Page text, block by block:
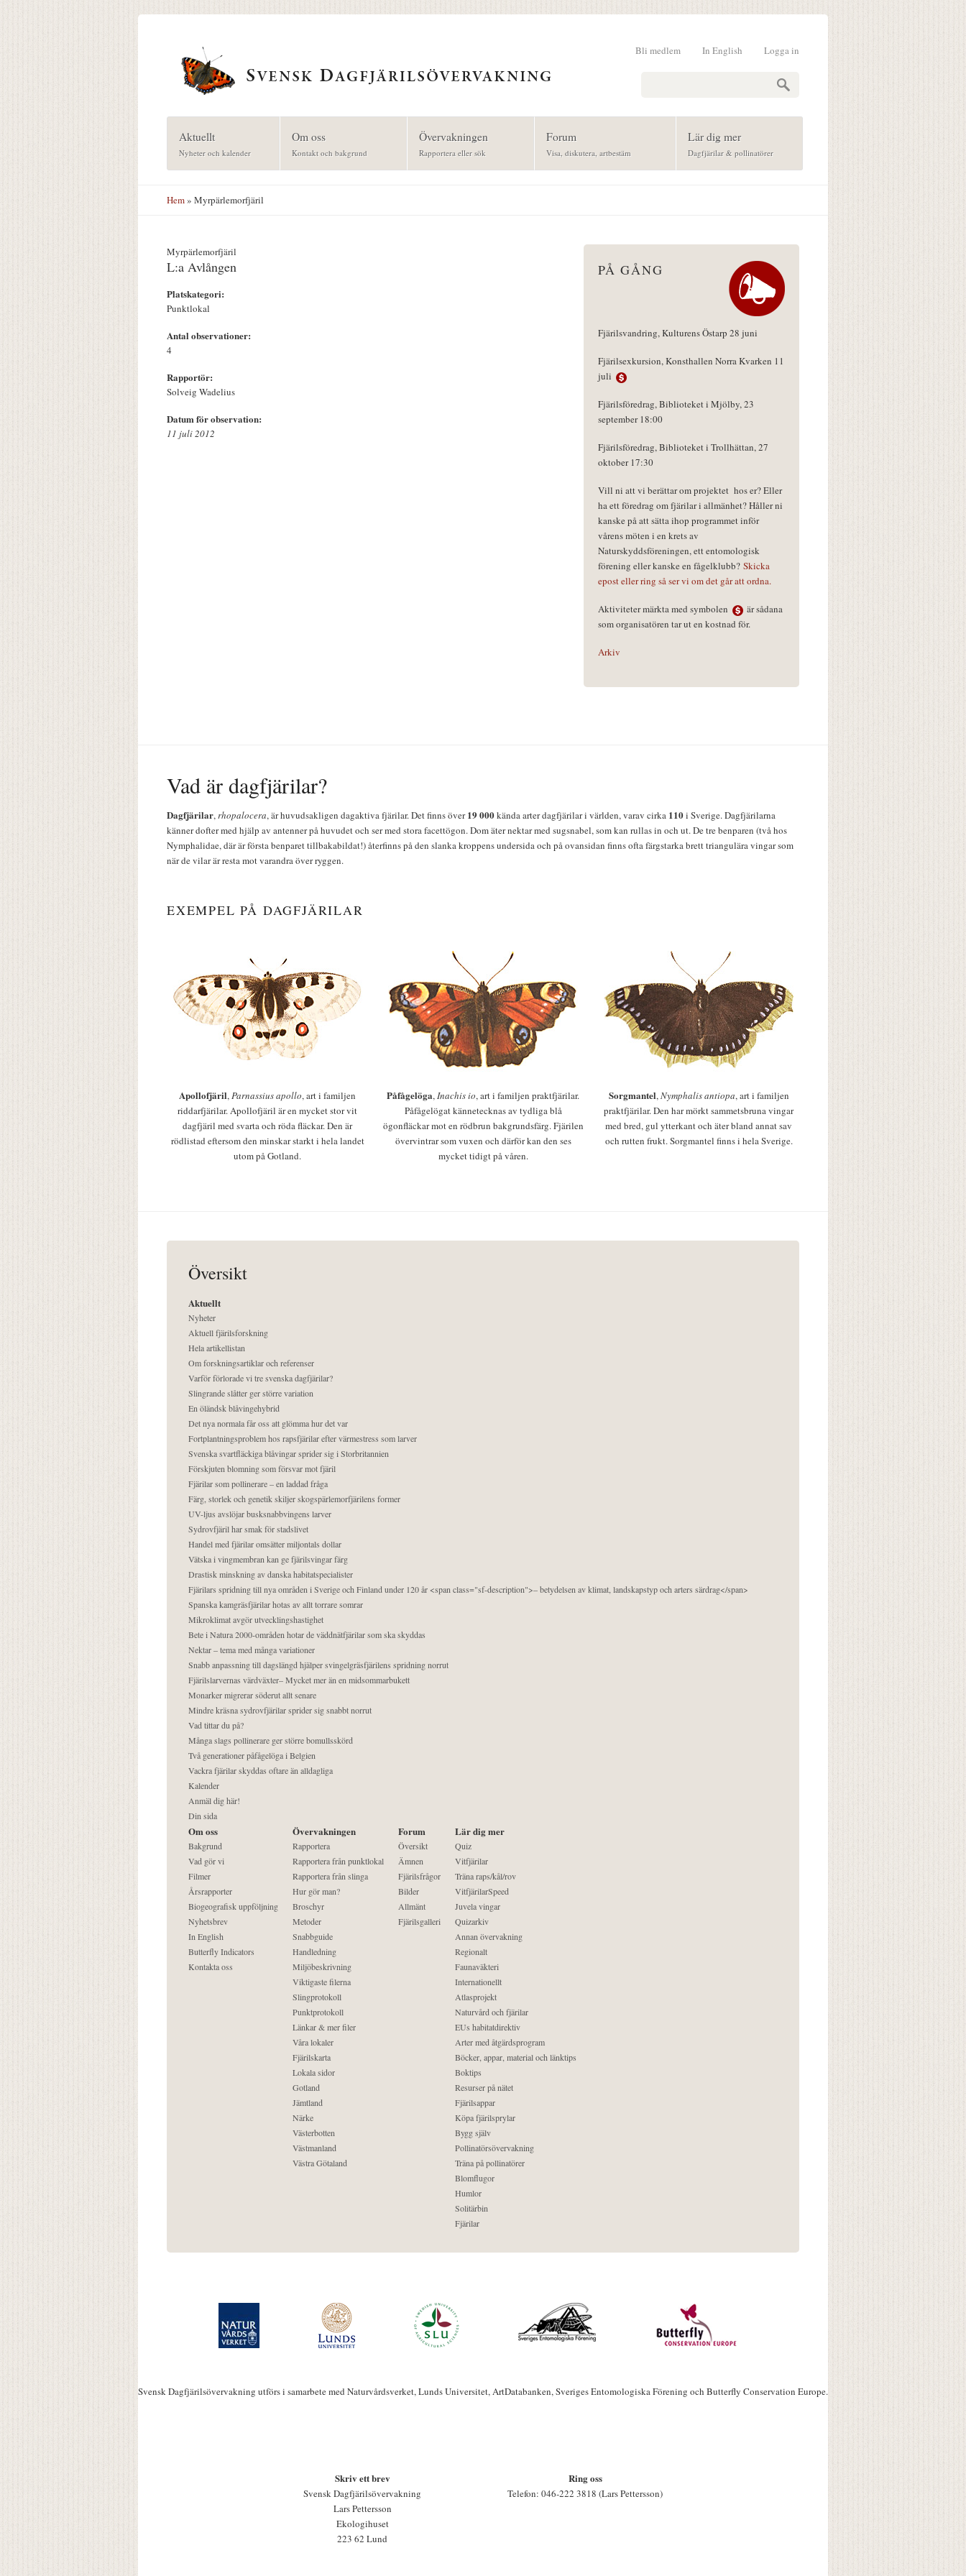
Logga in
In English
Bli medlem
Aktuellt
Nyheter och kalender
Om oss
Kontakt och bakgrund
Övervakningen
Rapportera eller sök
Forum
Visa, diskutera, artbestäm
Lär dig mer
Dagfjärilar & pollinatörer
Hem» Myrpärlemorfjäril
Myrpärlemorfjäril
L:a Avlången
Platskategori:
Punktlokal
Antal observationer:
4
Rapportör:
Solveig Wadelius
Datum för observation:
11 juli 2012
PÅ GÅNG
Fjärilsvandring, Kulturens Östarp 28 juni
Fjärilsexkursion, Konsthallen Norra Kvarken 11
juli
Fjärilsföredrag, Biblioteket i Mjölby, 23
september 18:00
Fjärilsföredrag, Biblioteket i Trollhättan, 27
oktober 17:30
Vill ni att vi berättar om projektet hos er? Eller
ha ett föredrag om fjärilar i allmänhet? Håller ni
kanske på att sätta ihop programmet inför
vårens möten i en krets av
Naturskyddsföreningen, ett entomologisk
förening eller kanske en fågelklubb? Skicka
epost eller ring så ser vi om det går att ordna.
Aktiviteter märkta med symbolen
är sådana
som organisatören tar ut en kostnad för.
Arkiv
Vad är dagfjärilar?
Dagfjärilar,rhopalocera, är huvudsakligen dagaktiva fjärilar. Det finns över19 000kända arter dagfjärilar i världen, varav cirka 110i Sverige. Dagfjärilarna
känner dofter med hjälp av antenner på huvudet och ser med stora facettögon. Dom äter nektar med sugsnabel, som kan rullas in och ut. De tre benparen (två hos
Nymphalidae, där är första benparet tillbakabildat!) återfinns på den slanka kroppens undersida och på ovansidan finns ofta färgstarka brett triangulära vingar som
när de vilar är resta mot varandra över ryggen.
EXEMPEL PÅ DAGFJÄRILAR
Apollofjäril,Parnassius apollo, art i familjen
riddarfjärilar. Apollofjäril är en mycket stor vit
dagfjäril med svarta och röda fläckar. Den är
rödlistad eftersom den minskar starkt i hela landet
utom på Gotland.
Påfågelöga,Inachis io, art i familjen praktfjärilar.
Påfågelögat kännetecknas av tydliga blå
ögonfläckar mot en rödbrun bakgrundsfärg. Fjärilen
övervintrar som vuxen och därför kan den ses
mycket tidigt på våren.
Sorgmantel,Nymphalis antiopa, art i familjen
praktfjärilar. Den har mörkt sammetsbruna vingar
med bred, gul ytterkant och äter bland annat sav
och rutten frukt. Sorgmantel finns i hela Sverige.
Översikt
Aktuellt
Nyheter
Aktuell fjärilsforskning
Hela artikellistan
Om forskningsartiklar och referenser
Varför förlorade vi tre svenska dagfjärilar?
Slingrande slåtter ger större variation
En öländsk blåvingehybrid
Det nya normala får oss att glömma hur det var
Fortplantningsproblem hos rapsfjärilar efter värmestress som larver
Svenska svartfläckiga blåvingar sprider sig i Storbritannien
Förskjuten blomning som försvar mot fjäril
Fjärilar som pollinerare – en laddad fråga
Färg, storlek och genetik skiljer skogspärlemorfjärilens former
UV-ljus avslöjar busksnabbvingens larver
Sydrovfjäril har smak för stadslivet
Handel med fjärilar omsätter miljontals dollar
Vätska i vingmembran kan ge fjärilsvingar färg
Drastisk minskning av danska habitatspecialister
Fjärilars spridning till nya områden i Sverige och Finland under 120 år <span class="sf-description">– betydelsen av klimat, landskapstyp och arters särdrag</span>
Spanska kamgräsfjärilar hotas av allt torrare somrar
Mikroklimat avgör utvecklingshastighet
Bete i Natura 2000-områden hotar de väddnätfjärilar som ska skyddas
Nektar – tema med många variationer
Snabb anpassning till dagslängd hjälper svingelgräsfjärilens spridning norrut
Fjärilslarvernas värdväxter– Mycket mer än en midsommarbukett
Monarker migrerar söderut allt senare
Mindre kräsna sydrovfjärilar sprider sig snabbt norrut
Vad tittar du på?
Många slags pollinerare ger större bomullsskörd
Två generationer påfågelöga i Belgien
Vackra fjärilar skyddas oftare än alldagliga
Kalender
Anmäl dig här!
Din sida
Om oss
Bakgrund
Vad gör vi
Filmer
Årsrapporter
Biogeografisk uppföljning
Nyhetsbrev
In English
Butterfly Indicators
Kontakta oss
Övervakningen
Rapportera
Rapportera från punktlokal
Rapportera från slinga
Hur gör man?
Broschyr
Metoder
Snabbguide
Handledning
Miljöbeskrivning
Viktigaste filerna
Slingprotokoll
Punktprotokoll
Länkar & mer filer
Våra lokaler
Fjärilskarta
Lokala sidor
Gotland
Jämtland
Närke
Västerbotten
Västmanland
Västra Götaland
Forum
Översikt
Ämnen
Fjärilsfrågor
Bilder
Allmänt
Fjärilsgalleri
Lär dig mer
Quiz
Vitfjärilar
Träna raps/kål/rov
VitfjärilarSpeed
Juvela vingar
Quizarkiv
Annan övervakning
Regionalt
Faunaväkteri
Internationellt
Atlasprojekt
Naturvård och fjärilar
EUs habitatdirektiv
Arter med åtgärdsprogram
Böcker, appar, material och länktips
Boktips
Resurser på nätet
Fjärilsappar
Köpa fjärilsprylar
Bygg själv
Pollinatörsövervakning
Träna på pollinatörer
Blomflugor
Humlor
Solitärbin
Fjärilar
Svensk Dagfjärilsövervakning utförs i samarbete med Naturvårdsverket, Lunds Universitet, ArtDatabanken, Sveriges Entomologiska Förening och Butterfly Conservation Europe.
Skriv ett brev
Svensk Dagfjärilsövervakning
Lars Pettersson
Ekologihuset
223 62 Lund
Ring oss
Telefon: 046-222 3818 (Lars Pettersson)